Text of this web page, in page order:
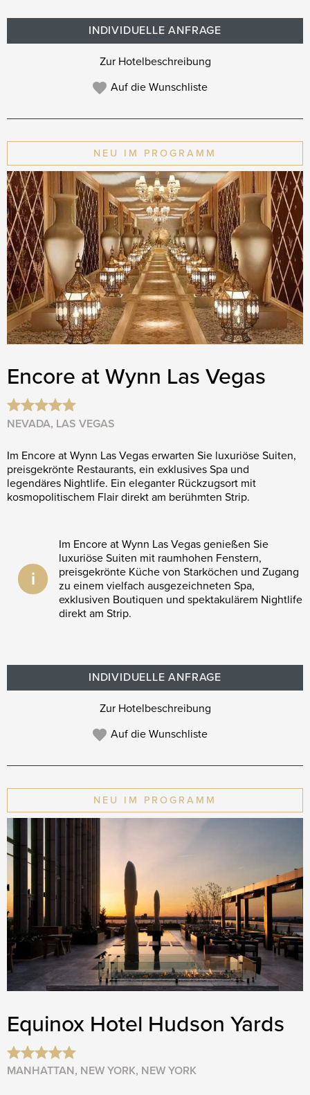
INDIVIDUELLE ANFRAGE
Zur Hotelbeschreibung
Auf die Wunschliste
NEU IM PROGRAMM
Encore at Wynn Las Vegas
NEVADA, LAS VEGAS
Im Encore at Wynn Las Vegas erwarten Sie luxuriöse Suiten,
preisgekrönte Restaurants, ein exklusives Spa und
legendäres Nightlife. Ein eleganter Rückzugsort mit
kosmopolitischem Flair direkt am berühmten Strip.
i
Im Encore at Wynn Las Vegas genießen Sie
luxuriöse Suiten mit raumhohen Fenstern,
preisgekrönte Küche von Starköchen und Zugang
zu einem vielfach ausgezeichneten Spa,
exklusiven Boutiquen und spektakulärem Nightlife
direkt am Strip.
INDIVIDUELLE ANFRAGE
Zur Hotelbeschreibung
Auf die Wunschliste
NEU IM PROGRAMM
Equinox Hotel Hudson Yards
MANHATTAN, NEW YORK, NEW YORK